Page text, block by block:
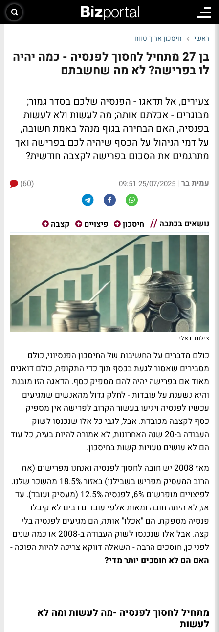
ראשי חיסכון ארוך טווח
בן 27 מתחיל לחסוך לפנסיה - כמה יהיה
לו בפרישה? לא מה שחשבתם
צעירים, אל תדאגו - הפנסיה שלכם בסדר גמור;
מבוגרים - אכלתם אותה; מה לעשות ולא לעשות
בפנסיה, האם הבחירה בגוף מנהל באמת חשובה,
על דמי הניהול על הכסף שיהיה לכם בפרישה ואך
מתרגמים את הסכום בפרישה לקצבה חודשית?
עמית בר |
25/07/2025 09:51
(60)
נושאים בכתבה חיסכון פיצויים קצבה
צילום: דאלי
כולם מדברים על החשיבות של החיסכון הפנסיוני, כולם
מסבירים שאסור לגעת בכסף תוך כדי התקופה, כולם דואגים
מאוד אם בפרישה יהיה להם מספיק כסף. הדאגה הזו מובנת
והיא נשענת על עובדות - לחלק גדול מהאנשים שמגיעים
עכשיו לפנסיה ויגיעו בעשור הקרוב לפרישה אין מספיק
כסף לקצבה מכובדת. אבל, לגבי כל אלו שנכנסו לשוק
העבודה ב-20 שנה האחרונות, לא אמורה להיות בעיה, כל עוד
הם לא עושים טעויות קשות בחיסכון.
מאז 2008 יש חובה לחסוך לפנסיה ואנחנו מפרישים (את
הרוב המעסיק מפריש בשבילנו) באזור 18.5% מהשכר שלנו.
לפיצויים מופרשים 6%, לפנסיה 12.5% (מעסיק ועובד). עד
אז, לא היתה חובה ומאות אלפי עובדים רבים לא קיבלו
פנסיה מספקת. הם "אכלו" אותה, הם מגיעים לפנסיה בלי
קצה. אבל אלו שנכנסו לשוק העבודה ב-2008 או כמה שנים
לפני כן, חוסכים הרבה - השאלה דווקא צריכה להיות הפוכה -
האם הם לא חוסכים יותר מדי?
מתחיל לחסוך לפנסיה -מה לעשות ומה לא
לעשות